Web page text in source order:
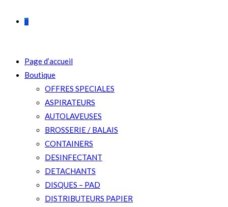
0
Page d’accueil
Boutique
OFFRES SPECIALES
ASPIRATEURS
AUTOLAVEUSES
BROSSERIE / BALAIS
CONTAINERS
DESINFECTANT
DETACHANTS
DISQUES – PAD
DISTRIBUTEURS PAPIER